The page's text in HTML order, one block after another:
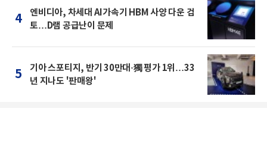
4
엔비디아, 차세대 AI가속기 HBM 사양 다운 검
토…D램 공급난이 문제
5
기아 스포티지, 반기 30만대·獨 평가 1위…33
년 지나도 '판매왕'